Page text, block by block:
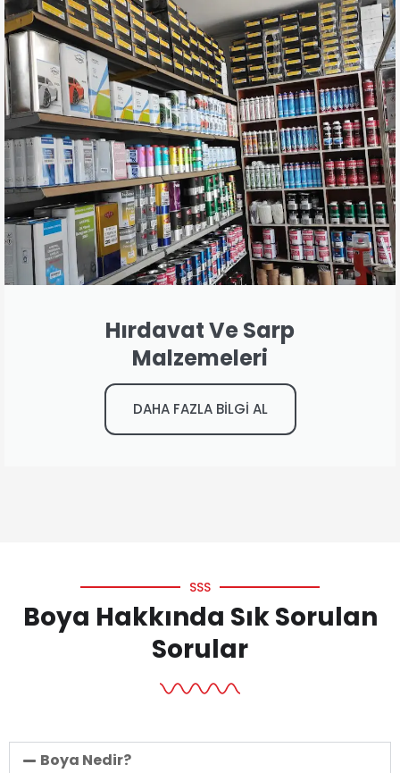
Hırdavat Ve Sarp
Malzemeleri
DAHA FAZLA BİLGİ AL
SSS
Boya Hakkında Sık Sorulan
Sorular
Boya Nedir?